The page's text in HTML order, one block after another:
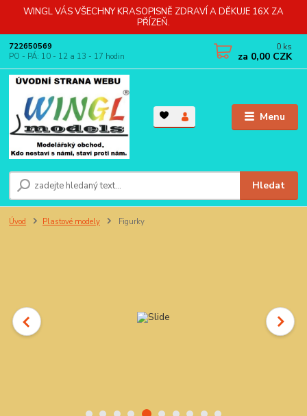
WINGL VÁS VŠECHNY KRASOPISNĚ ZDRAVÍ A DĚKUJE 16X ZA
PŘÍZEŇ.
Menu
Hledat
722650569
PO - PÁ: 10 - 12 a 13 - 17 hodin
0 ks
za 0,00 CZK
Úvod Plastové modely Figurky